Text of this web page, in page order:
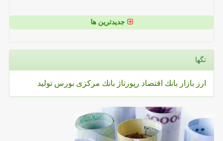
جدیدترین ها
تگها
ارز بازار بانك اقتصاد رپورتاژ بانك مركزی بورس تولید